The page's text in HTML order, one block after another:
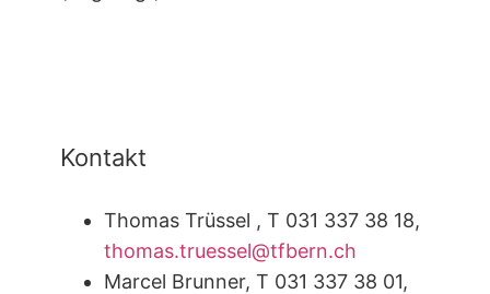
Kontakt
Thomas Trüssel , T 031 337 38 18,
thomas.truessel@tfbern.ch
Marcel Brunner, T 031 337 38 01,